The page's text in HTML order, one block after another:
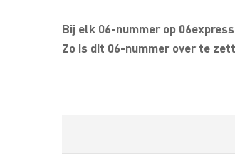
Bij elk 06-nummer op
Zo is dit 06-nummer over te